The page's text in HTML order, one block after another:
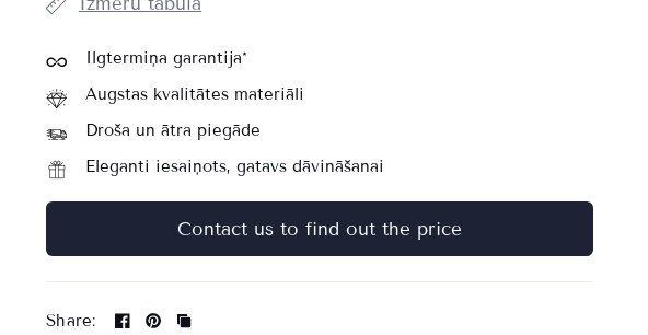
Ilgtermiņa garantija*
Augstas kvalitātes materiāli
Droša un ātra piegāde
Eleganti iesaiņots, gatavs dāvināšanai
Contact us to find out the price
Share: